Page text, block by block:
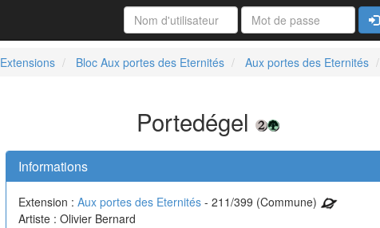
Extensions Bloc Aux portes des Eternités Aux portes des Eternités
Portedégel
Informations
Extension : Aux portes des Eternités - 211/399 (Commune)
Artiste : Olivier Bernard